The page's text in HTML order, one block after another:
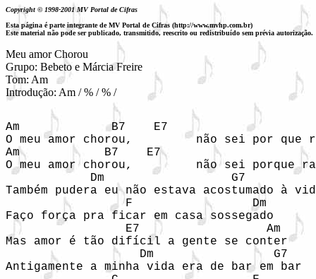
Copyright © 1998-2001 MV Portal de Cifras
Esta página é parte integrante de MV Portal de Cifras (http://www.mvhp.com.br)
Este material não pode ser publicado, transmitido, reescrito ou redistribuído sem prévia autorização.
Meu amor Chorou
Grupo: Bebeto e Márcia Freire
Tom: Am
Introdução: Am / % / % /
Am             B7    E7			    Am
O meu amor chorou,         não sei por que
Am            B7    E7			    A7
O meu amor chorou,         não sei porque
            Dm                  G7		    C
Também pudera eu não estava acostumado à
                 F 		   Dm
Faço força pra ficar em casa sossegado
E7                  Am
Mas amor é tão difícil a gente se conter
                   Dm		      G7
Antigamente a minha vida era de bar em bar